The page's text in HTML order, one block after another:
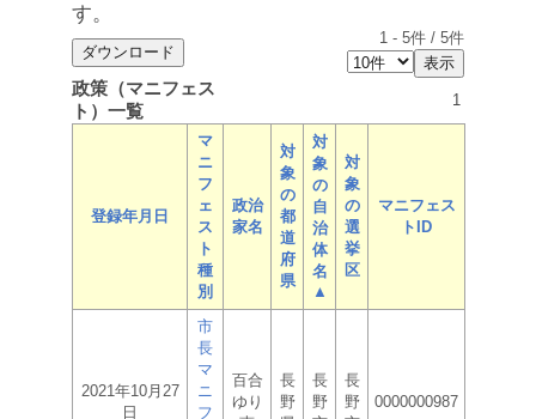
す。
1 - 5件 / 5件
政策（マニフェス
ト）一覧
1
登録年月日
マ
ニ
フ
ェ
ス
ト
種
別
政治
家名
対
象
の
都
道
府
県
対
象
の
自
治
体
名
▲
対
象
の
選
挙
区
マニフェス
トID
2021年10月27
日
市
長
マ
ニ
フ
百合
ゆり
長
野
長
野
長
野
0000000987